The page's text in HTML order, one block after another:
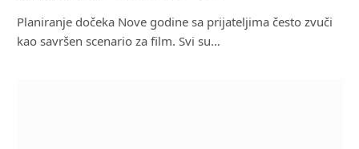
Planiranje dočeka Nove godine sa prijateljima često zvuči
kao savršen scenario za film. Svi su…